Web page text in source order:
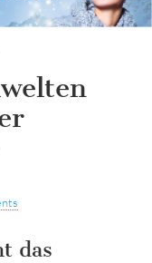
das